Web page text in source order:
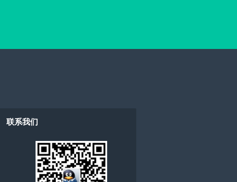
联系我们